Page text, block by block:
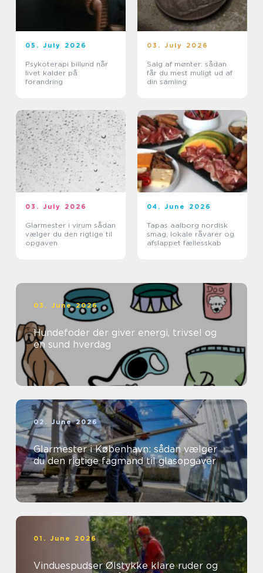
05. July 2026
Psykoterapi billund når
livet kalder på
forandring
03. July 2026
Salg af mønter: sådan
får du mest muligt ud af
din samling
03. July 2026
Glarmester i virum sådan
vælger du den rigtige til
opgaven
04. June 2026
Tapas aalborg nordisk
smag, lokale råvarer og
afslappet fællesskab
03. June 2026
Hundefoder der giver energi, trivsel og
en sund hverdag
02. June 2026
Glarmester i København: sådan vælger
du den rigtige fagmand til glasopgaver
01. June 2026
Vinduespudser Ølstykke klare ruder og